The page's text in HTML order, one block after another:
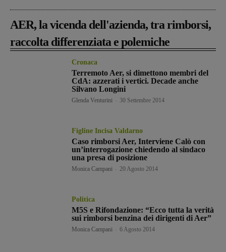
AER, la vicenda dell'azienda, tra rimborsi,
raccolta differenziata e polemiche
Cronaca
Terremoto Aer, si dimettono membri del
CdA: azzerati i vertici. Decade anche
Silvano Longini
Glenda Venturini 30 Settembre 2014
Figline Incisa Valdarno
Caso rimborsi Aer, Interviene Calò con
un’interrogazione chiedendo al sindaco
una presa di posizione
Monica Campani 20 Agosto 2014
Politica
M5S e Rifondazione: “Ecco tutta la verità
sui rimborsi benzina dei dirigenti di Aer”
Monica Campani 6 Agosto 2014